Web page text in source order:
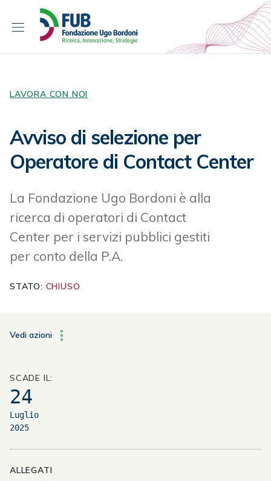
p
LAVORA CON NOI
Avviso di selezione per
Operatore di Contact Center
La Fondazione Ugo Bordoni è alla
ricerca di operatori di Contact
Center per i servizi pubblici gestiti
per conto della P.A.
STATO: CHIUSO
Vedi azioni
SCADE IL:
24
Luglio
2025
ALLEGATI